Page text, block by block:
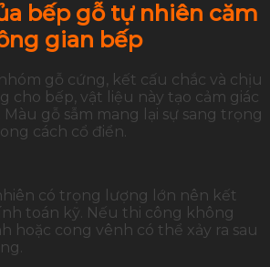
bếp gỗ tự nhiên căm
gian bếp
gỗ cứng, kết cấu chắc và chịu
cho bếp, vật liệu này tạo cảm giác
gỗ sẫm mang lại sự sang trọng
cách cổ điển.
có trọng lượng lớn nên kết
toán kỹ. Nếu thi công không
hoặc cong vênh có thể xảy ra sau